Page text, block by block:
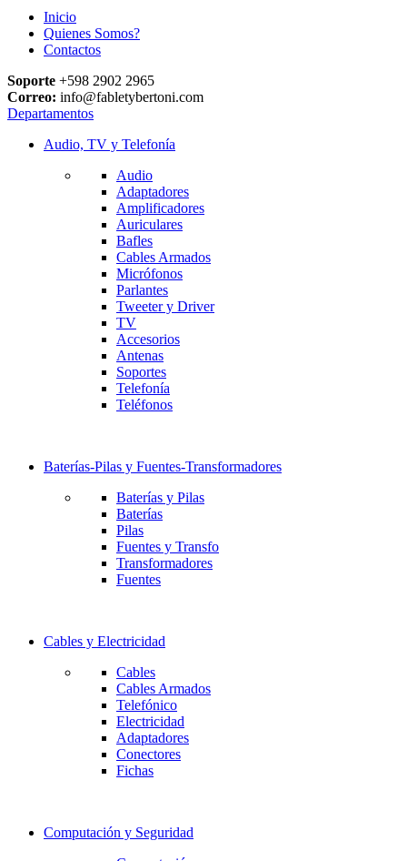
Inicio
Quienes Somos?
Contactos
Soporte +598 2902 2965
Correo: info@fabletybertoni.com
Departamentos
Audio, TV y Telefonía
Audio
Adaptadores
Amplificadores
Auriculares
Bafles
Cables Armados
Micrófonos
Parlantes
Tweeter y Driver
TV
Accesorios
Antenas
Soportes
Telefonía
Teléfonos
Baterías-Pilas y Fuentes-Transformadores
Baterías y Pilas
Baterías
Pilas
Fuentes y Transfo
Transformadores
Fuentes
Cables y Electricidad
Cables
Cables Armados
Telefónico
Electricidad
Adaptadores
Conectores
Fichas
Computación y Seguridad